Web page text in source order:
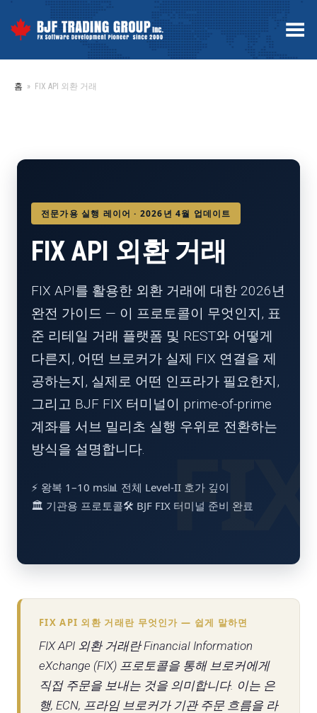
Toggle Menu
홈 » FIX API 외환 거래
전문가용 실행 레이어 · 2026년 4월 업데이트
FIX API 외환 거래
FIX API를 활용한 외환 거래에 대한 2026년
완전 가이드 — 이 프로토콜이 무엇인지, 표
준 리테일 거래 플랫폼 및 REST와 어떻게
다른지, 어떤 브로커가 실제 FIX 연결을 제
공하는지, 실제로 어떤 인프라가 필요한지,
그리고 BJF FIX 터미널이 prime-of-prime
계좌를 서브 밀리초 실행 우위로 전환하는
방식을 설명합니다.
⚡ 왕복 1–10 ms📊 전체 Level-II 호가 깊이
🏛️ 기관용 프로토콜🛠️ BJF FIX 터미널 준비 완료
FIX API 외환 거래란 무엇인가 — 쉽게 말하면
FIX API 외환 거래란 Financial Information
eXchange (FIX) 프로토콜을 통해 브로커에게
직접 주문을 보내는 것을 의미합니다. 이는 은
행, ECN, 프라임 브로커가 기관 주문 흐름을 라